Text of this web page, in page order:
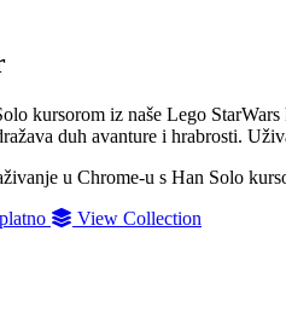
kursorom iz naše Lego
duh avanture i hrabrosti.
u Chrome-u s Han Solo
View Collection